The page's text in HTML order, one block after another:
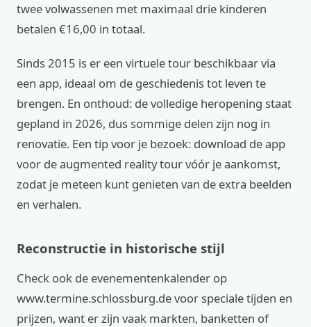
twee volwassenen met maximaal drie kinderen
betalen €16,00 in totaal.
Sinds 2015 is er een virtuele tour beschikbaar via
een app, ideaal om de geschiedenis tot leven te
brengen. En onthoud: de volledige heropening staat
gepland in 2026, dus sommige delen zijn nog in
renovatie. Een tip voor je bezoek: download de app
voor de augmented reality tour vóór je aankomst,
zodat je meteen kunt genieten van de extra beelden
en verhalen.
Reconstructie in historische stijl
Check ook de evenementenkalender op
www.termine.schlossburg.de voor speciale tijden en
prijzen, want er zijn vaak markten, banketten of